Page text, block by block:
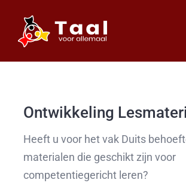
inhoud
Ontwikkeling
Heeft u voor het vak Duits
materialen die geschikt zijn voor
competentiegericht leren?